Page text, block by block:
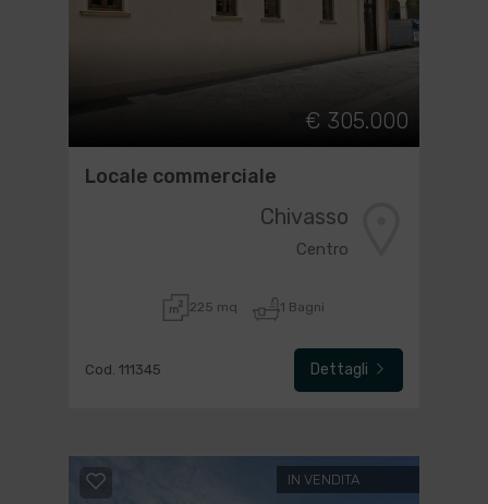
€ 305.000
Locale commerciale
Chivasso
Centro
225 mq 1 Bagni
Cod. 111345 Dettagli
IN VENDITA